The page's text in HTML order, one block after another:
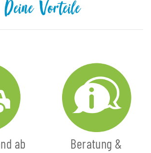
Deine Vorteile
ab Beratung &